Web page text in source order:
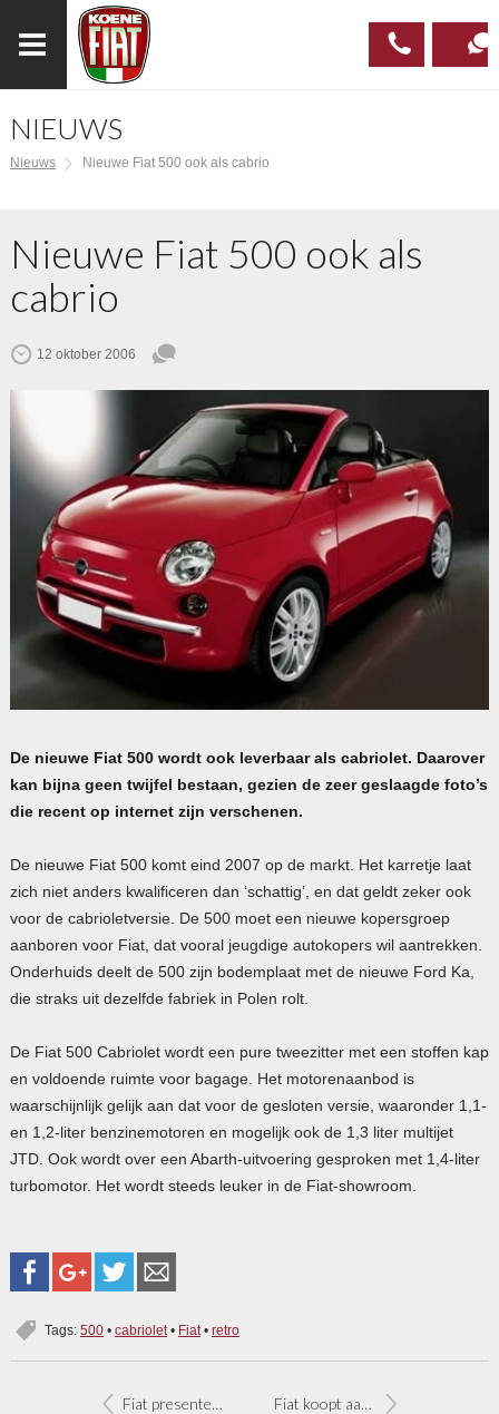
NIEUWS
Nieuws Nieuwe Fiat 500 ook als cabrio
Nieuwe Fiat 500 ook als
cabrio
12 oktober 2006
De nieuwe Fiat 500 wordt ook leverbaar als cabriolet. Daarover
kan bijna geen twijfel bestaan, gezien de zeer geslaagde foto’s
die recent op internet zijn verschenen.
De nieuwe Fiat 500 komt eind 2007 op de markt. Het karretje laat
zich niet anders kwalificeren dan ‘schattig’, en dat geldt zeker ook
voor de cabrioletversie. De 500 moet een nieuwe kopersgroep
aanboren voor Fiat, dat vooral jeugdige autokopers wil aantrekken.
Onderhuids deelt de 500 zijn bodemplaat met de nieuwe Ford Ka,
die straks uit dezelfde fabriek in Polen rolt.
De Fiat 500 Cabriolet wordt een pure tweezitter met een stoffen kap
en voldoende ruimte voor bagage. Het motorenaanbod is
waarschijnlijk gelijk aan dat voor de gesloten versie, waaronder 1,1-
en 1,2-liter benzinemotoren en mogelijk ook de 1,3 liter multijet
JTD. Ook wordt over een Abarth-uitvoering gesproken met 1,4-liter
turbomotor. Het wordt steeds leuker in de Fiat-showroom.
Tags: 500• cabriolet• Fiat• retro
Fiat presenteert FCC concept in Brazilië Fiat koopt aandelen Ferrari terug